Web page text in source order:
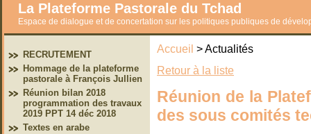
La Plateforme Pastorale du Tchad
Espace de dialogue et de concertation sur les politiques publiques de
RECRUTEMENT
Hommage de la plateforme
pastorale à François Jullien
Réunion bilan 2018
programmation des travaux
2019 PPT 14 déc 2018
Textes en arabe
Accueil > Actualités
Retour à la liste
Réunion de la
des sous comités